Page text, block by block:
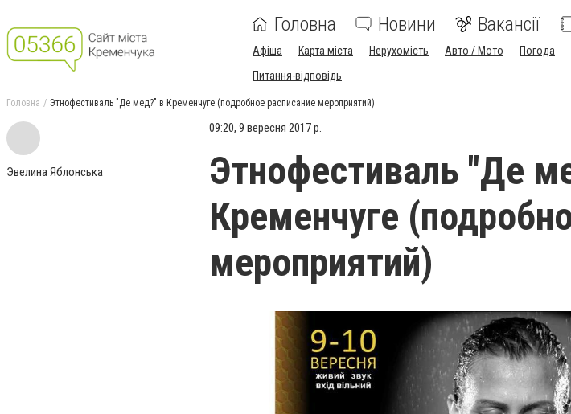
Головна Новини Вакансії
Афіша Карта міста Нерухомість Авто / Мото Погода
Питання-відповідь
Головна Этнофестиваль "Де мед?" в Кременчуге (подробное расписание мероприятий)
Эвелина Яблонська
09:20, 9 вересня 2017 р.
Этнофестиваль "Де
Кременчуге
мероприятий)